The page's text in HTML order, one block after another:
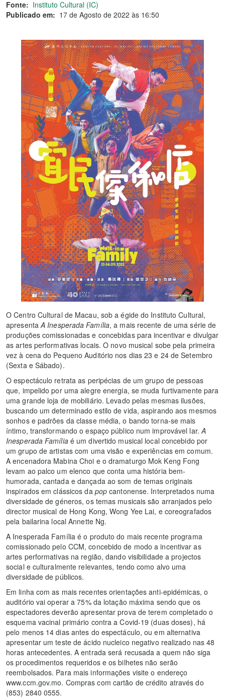
Fonte: Instituto Cultural (IC)
Publicado em: 17 de Agosto de 2022 às 16:50
O Centro Cultural de Macau, sob a égide do Instituto Cultural,
apresentaA Inesperada Família, a mais recente de uma série de
produções comissionadas e concebidas para incentivar e divulgar
as artes performativas locais. O novo musical sobe pela primeira
vez à cena do Pequeno Auditório nos dias 23 e 24 de Setembro
(Sexta e Sábado).
O espectáculo retrata as peripécias de um grupo de pessoas
que, impelido por uma alegre energia, se muda furtivamente para
uma grande loja de mobiliário. Levado pelas mesmas ilusões,
buscando um determinado estilo de vida, aspirando aos mesmos
sonhos e padrões da classe média, o bando torna-se mais
íntimo, transformando o espaço público num improvável lar.A
Inesperada Famíliaé um divertido musical local concebido por
um grupo de artistas com uma visão e experiências em comum.
A encenadora Mabina Choi e o dramaturgo Mok Keng Fong
levam ao palco um elenco que conta uma história bem-
humorada, cantada e dançada ao som de temas originais
inspirados em clássicos da popcantonense. Interpretados numa
diversidade de géneros, os temas musicais são arranjados pelo
director musical de Hong Kong, Wong Yee Lai, e coreografados
pela bailarina local Annette Ng.
A Inesperada Família é o produto do mais recente programa
comissionado pelo CCM, concebido de modo a incentivar as
artes performativas na região, dando visibilidade a projectos
social e culturalmente relevantes, tendo como alvo uma
diversidade de públicos.
Em linha com as mais recentes orientações anti-epidémicas, o
auditório vai operar a 75% da lotação máxima sendo que os
espectadores deverão apresentar prova de terem completado o
esquema vacinal primário contra a Covid-19 (duas doses), há
pelo menos 14 dias antes do espectáculo, ou em alternativa
apresentar um teste de ácido nucleico negativo realizado nas 48
horas antecedentes. A entrada será recusada a quem não siga
os procedimentos requeridos e os bilhetes não serão
reembolsados. Para mais informações visite o endereço
www.ccm.gov.mo. Compras com cartão de crédito através do
(853) 2840 0555.